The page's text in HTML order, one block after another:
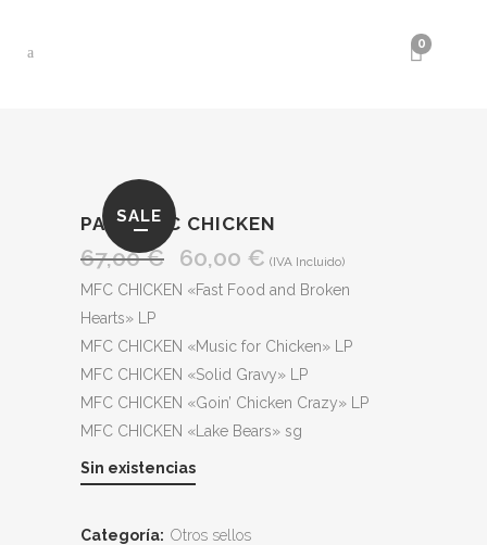
0
SALE
PACK MFC CHICKEN
67,00€
El
precio
era:
67,00 €.
60,00 € El
precio
es:
60,00 €.
(IVA Incluido)
MFC CHICKEN «Fast Food and Broken
Hearts» LP
MFC CHICKEN «Music for Chicken» LP
MFC CHICKEN «Solid Gravy» LP
MFC CHICKEN «Goin’ Chicken Crazy» LP
MFC CHICKEN «Lake Bears» sg
Sin existencias
Categoría: Otros sellos